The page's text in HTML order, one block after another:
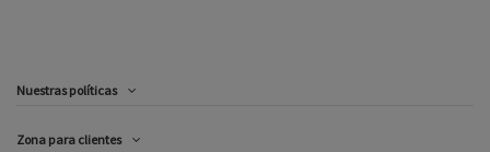
Nuestras políticas
Zona para clientes